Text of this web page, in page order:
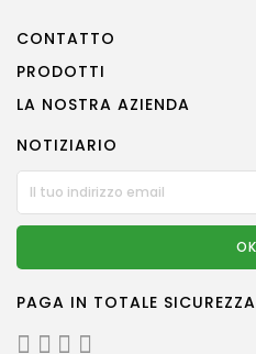
CONTATTO
PRODOTTI
LA NOSTRA AZIENDA
NOTIZIARIO
PAGA IN TOTALE SICUREZZA